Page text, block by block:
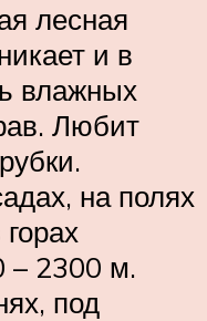
лесная
и в
влажных
Любит
на полях
– 2300 м.
под